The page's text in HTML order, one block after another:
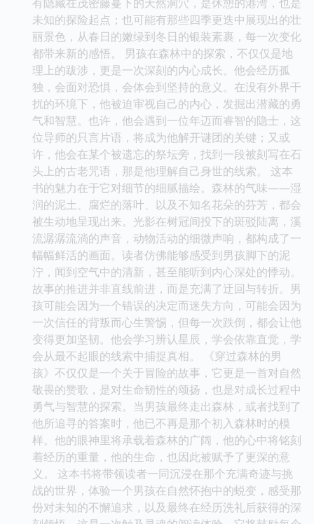
未知的探险起点；也可能有那些四季更迭中展现出的壮
丽景色，从春日的嫩绿到冬日的银装素裹，每一次变化
都带来新的感悟。 男孩在森林中的探索，不仅仅是地
理上的跋涉，更是一次深刻的内心成长。他会经历孤
独，会面对恐惧，会体会到坚持的意义。在没有外界干
扰的环境下，他被迫审视自己的内心，发掘出潜藏的勇
气和智慧。也许，他会遇到一位年迈而睿智的隐士，这
位导师的只言片语，将成为他解开谜团的关键；又或
许，他会在某个被遗忘的祭坛旁，找到一段被刻写在石
头上的古老咒语，那是他理解自己身世的线索。 这本
书的魅力在于它对细节的细腻描绘。森林的气味——湿
润的泥土、腐烂的落叶、以及不知名花朵的芬芳，都会
被生动地呈现出来。光影在树冠间投下的斑驳陆离，溪
流潺潺流淌的声音，动物活动的细微声响，都构成了一
幅幅鲜活的画面。读者仿佛能够感受到男孩脚下的泥
泞，闻到空气中的清新，甚至能听到内心深处的悸动。
故事的推进并非直线前进，而是充满了迂回与转折。男
孩可能会因为一个错误的决定而迷失方向，可能会因为
一次信任的背叛而心生警惕，但每一次跌倒，都会让他
变得更加坚韧。他会学习辨认星辰，学会依靠直觉，学
会从最不起眼的线索中捕捉真相。 《穿过森林的男
孩》不仅仅是一个关于冒险的故事，它更是一首对自然
敬畏的赞歌，是对生命韧性的颂扬，也是对成长过程中
勇气与智慧的探索。当男孩最终走出森林，或者找到了
他所追寻的答案时，他已不再是那个初入森林时的模
样。他的眼神里将承载着森林的广阔，他的心中将铭刻
着经历的重量，他的生命，也因此被赋予了更深的意
义。 这本书将带领读者一同沉浸在那个充满奇迹与挑
战的世界，体验一个男孩在自然怀抱中的蜕变，感受那
份对未知的不懈追求，以及最终在经历洗礼后获得的深